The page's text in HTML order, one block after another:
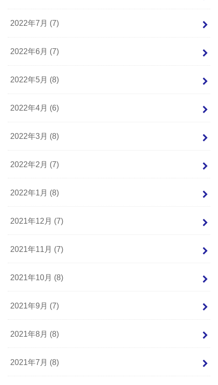
2022年7月 (7)
2022年6月 (7)
2022年5月 (8)
2022年4月 (6)
2022年3月 (8)
2022年2月 (7)
2022年1月 (8)
2021年12月 (7)
2021年11月 (7)
2021年10月 (8)
2021年9月 (7)
2021年8月 (8)
2021年7月 (8)